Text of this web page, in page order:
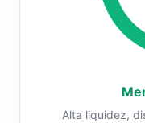
Alta liquidez,